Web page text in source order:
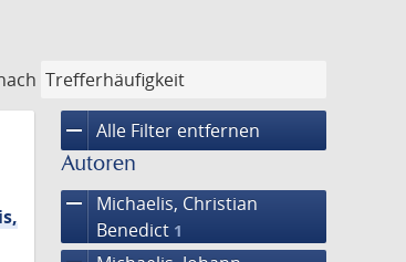
remove Alle Filter entfernen
Autoren
remove
Michaelis, Christian
Benedict 1